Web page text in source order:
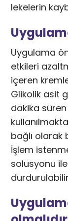
lekelerin
Uygulama
etkileri
içeren
Glikolik asit
dakika
bağlı olarak
İşlem
solusyonu